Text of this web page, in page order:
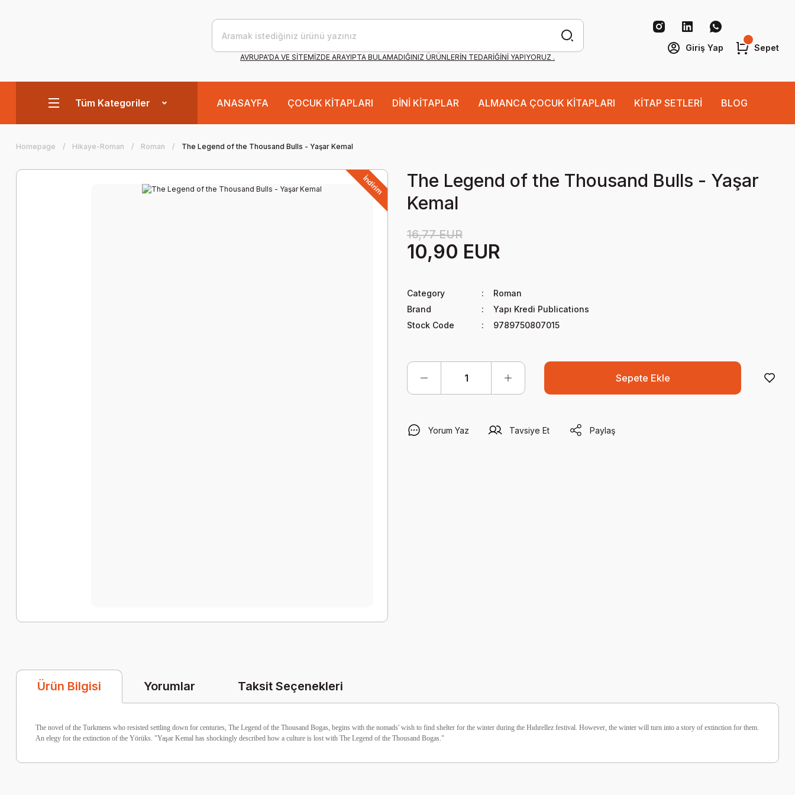
AVRUPA'DA VE SİTEMİZDE ARAYIPTA BULAMADIĞINIZ ÜRÜNLERİN TEDARİĞİNİ YAPIYORUZ .
Giriş Yap Sepet
Tüm Kategoriler ANASAYFA ÇOCUK KİTAPLARI DİNİ KİTAPLAR ALMANCA ÇOCUK KİTAPLARI KİTAP SETLERİ BLOG
Homepage Hikaye-Roman Roman The Legend of the Thousand Bulls - Yaşar Kemal
İndirim
The Legend of the Thousand Bulls - Yaşar
Kemal
16,77 EUR
10,90 EUR
Category
Roman
Brand
Yapı Kredi Publications
Stock Code
9789750807015
Sepete Ekle
Yorum Yaz Tavsiye Et Paylaş
Ürün Bilgisi Yorumlar Taksit Seçenekleri
The novel of the Turkmens who resisted settling down for centuries, The Legend of the Thousand Bogas, begins with the nomads' wish to find shelter for the winter during the Hıdırellez festival. However, the winter will turn into a story of extinction for them.
An elegy for the extinction of the Yörüks. "Yaşar Kemal has shockingly described how a culture is lost with The Legend of the Thousand Bogas."